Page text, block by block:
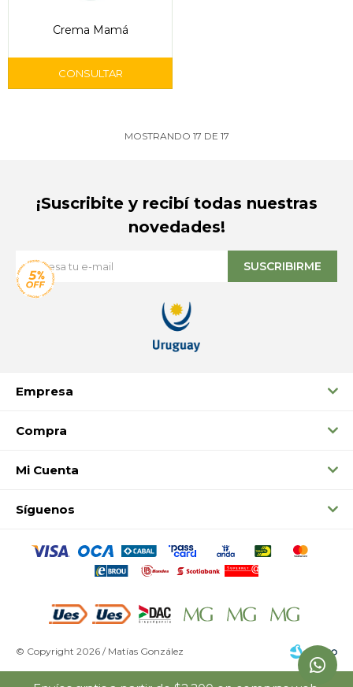
Crema Mamá
MOSTRANDO 17 DE 17
Empresa
Compra
Mi Cuenta
Síguenos
¡Suscribite y recibí todas nuestras
novedades!
SUSCRIBIRME
© Copyright 2026 / Matías González